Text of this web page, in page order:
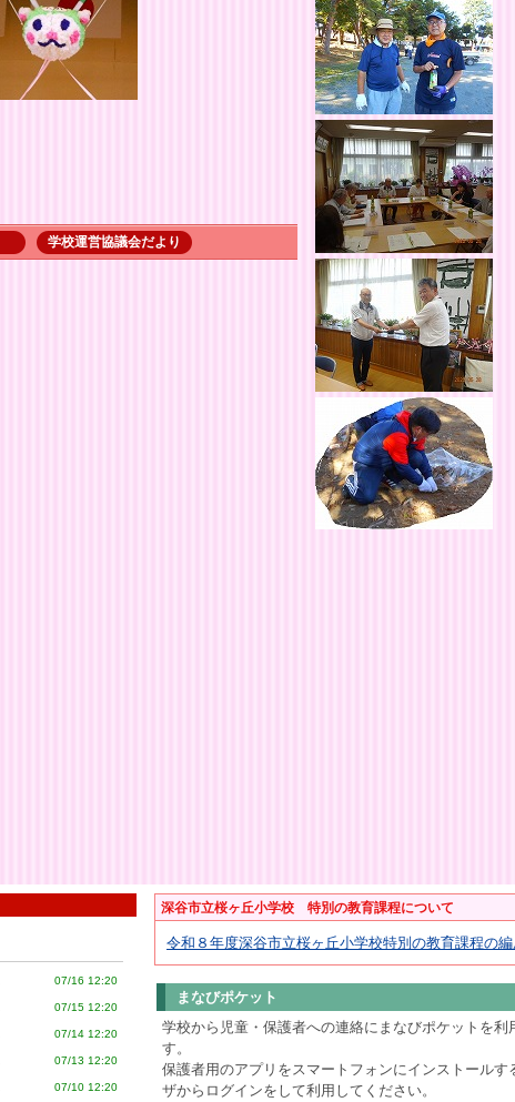
学校運営協議会だより
07/16 12:20
07/15 12:20
07/14 12:20
07/13 12:20
07/10 12:20
深谷市立桜ヶ丘小学校 特別の教育課程について
令和８年度深谷市立桜ヶ丘小学校特別の教育課程の
まなびポケット
学校から児童・保護者への連絡にまなびポケットを利
す。
保護者用のアプリをスマートフォンにインストールす
ザからログインをして利用してください。